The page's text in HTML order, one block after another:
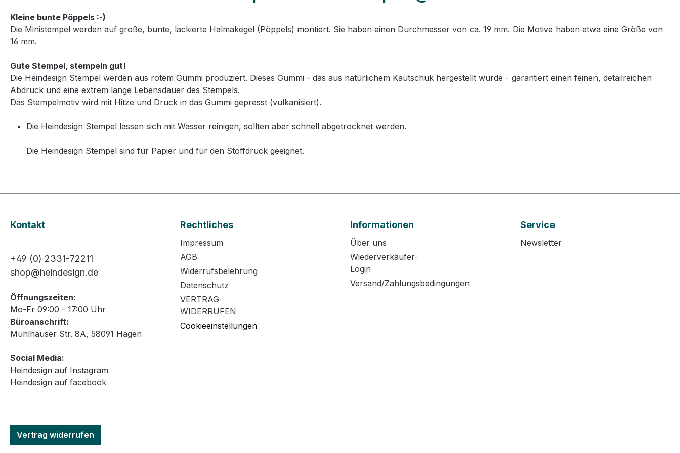
Kleine bunte Pöppels :-)
Die Ministempel werden auf große, bunte, lackierte Halmakegel (Pöppels) montiert. Sie haben einen Durchmesser von ca. 19 mm. Die Motive haben etwa eine Größe von
16 mm.
Gute Stempel, stempeln gut!
Die Heindesign Stempel werden aus rotem Gummi produziert. Dieses Gummi - das aus natürlichem Kautschuk hergestellt wurde - garantiert einen feinen, detailreichen
Abdruck und eine extrem lange Lebensdauer des Stempels.
Das Stempelmotiv wird mit Hitze und Druck in das Gummi gepresst (vulkanisiert).
Die Heindesign Stempel lassen sich mit Wasser reinigen, sollten aber schnell abgetrocknet werden.
Die Heindesign Stempel sind für Papier und für den Stoffdruck geeignet.
Kontakt
+49 (0) 2331-72211
shop@heindesign.de
Öffnungszeiten:
Mo-Fr 09:00 - 17:00 Uhr
Büroanschrift:
Mühlhauser Str. 8A, 58091 Hagen
Social Media:
Heindesign auf Instagram
Heindesign auf facebook
Vertrag widerrufen
Rechtliches
Impressum
AGB
Widerrufsbelehrung
Datenschutz
VERTRAG
WIDERRUFEN
Cookieeinstellungen
Informationen
Über uns
Wiederverkäufer-
Login
Versand/Zahlungsbedingungen
Service
Newsletter